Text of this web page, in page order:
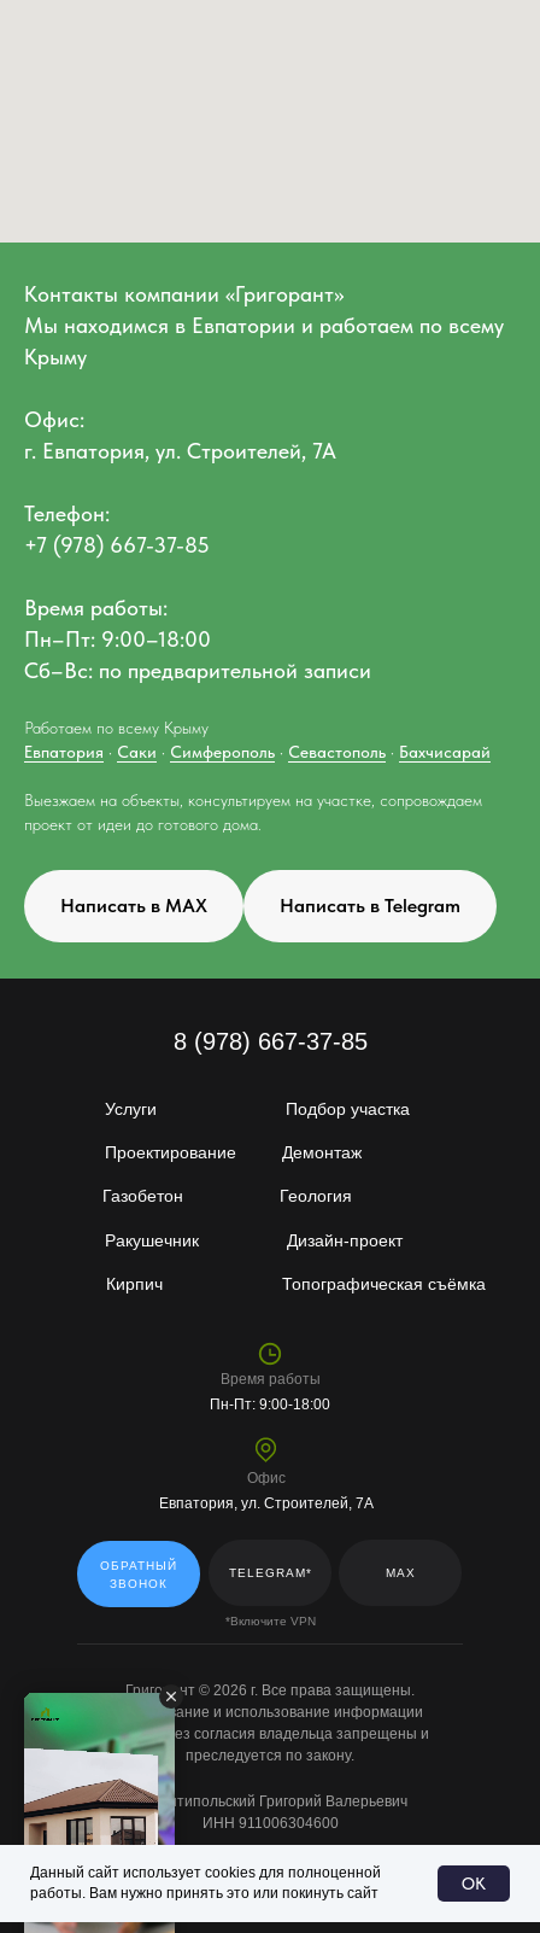
Данный сайт использует cookies для полноценной
работы. Вам нужно принять это или покинуть сайт
OK
Контакты компании «Григорант»
Мы находимся в Евпатории и работаем по всему
Крыму
Офис:
г. Евпатория, ул. Строителей, 7А
Телефон:
+7 (978) 667-37-85
Время работы:
Пн–Пт: 9:00–18:00
Сб–Вс: по предварительной записи
Работаем по всему Крыму
Евпатория · Саки · Симферополь · Севастополь · Бахчисарай
Выезжаем на объекты, консультируем на участке, сопровождаем
проект от идеи до готового дома.
Написать в MAX Написать в Telegram
Услуги
Проектирование
Газобетон
Ракушечник
Кирпич
Дизайн-проект
Подбор участка
Демонтаж
Геология
Топографическая съёмка
ОБРАТНЫЙ
ЗВОНОК
Политика конфиденциальности
TELEGRAM* MAX
ИП Антипольский Григорий Валерьевич
ИНН 911006304600
Григорант © 2026 г. Все права защищены.
Копирование и использование информации
с сайта без согласия владельца запрещены и
преследуется по закону.
8 (978) 667-37-85
Пн-Пт: 9:00-18:00
Время работы
Евпатория, ул. Строителей, 7А
Офис
*Включите VPN